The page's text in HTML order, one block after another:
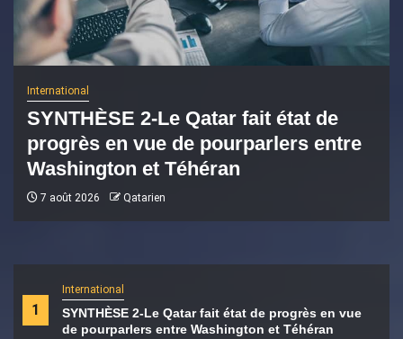
1
International
SYNTHÈSE 2-Le Qatar fait état de progrès en vue
de pourparlers entre Washington et Téhéran
International
SYNTHÈSE 2-Le Qatar fait état de
progrès en vue de pourparlers entre
Washington et Téhéran
7 août 2026 Qatarien